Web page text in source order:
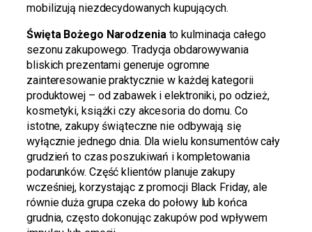
mobilizują niezdecydowanych kupujących.
Święta Bożego Narodzeniato kulminacja całego
sezonu zakupowego. Tradycja obdarowywania
bliskich prezentami generuje ogromne
zainteresowanie praktycznie w każdej kategorii
produktowej – od zabawek i elektroniki, po odzież,
kosmetyki, książki czy akcesoria do domu. Co
istotne, zakupy świąteczne nie odbywają się
wyłącznie jednego dnia. Dla wielu konsumentów cały
grudzień to czas poszukiwań i kompletowania
podarunków. Część klientów planuje zakupy
wcześniej, korzystając z promocji Black Friday, ale
równie duża grupa czeka do połowy lub końca
grudnia, często dokonując zakupów pod wpływem